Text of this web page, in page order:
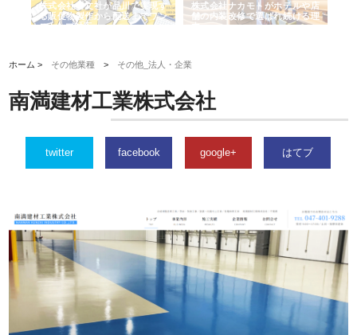
株式会社耕文社が品川で実現す
る販促物製作から配送までワン
ストップ対応
株式会社ナカモトがホテルや店
舗の内装改修で選ばれ続ける理
由
ホーム > その他業種 > その他_法人・企業
南満建材工業株式会社
twitter facebook google+ はてブ